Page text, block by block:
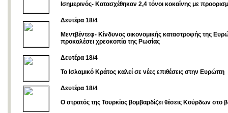
Ισημερινός- Κατασχέθηκαν 2,4 τόνοι κοκαΐνης με
Δευτέρα 18/4
Μεντβέντεφ- Κίνδυνος οικονομικής καταστροφής της
προκαλέσει χρεοκοπία της Ρωσίας
Δευτέρα 18/4
Το Ισλαμικό Κράτος καλεί σε νέες επιθέσεις στην Ευρώπη
Δευτέρα 18/4
Ο στρατός της Τουρκίας βομβαρδίζει θέσεις Κούρδων στο